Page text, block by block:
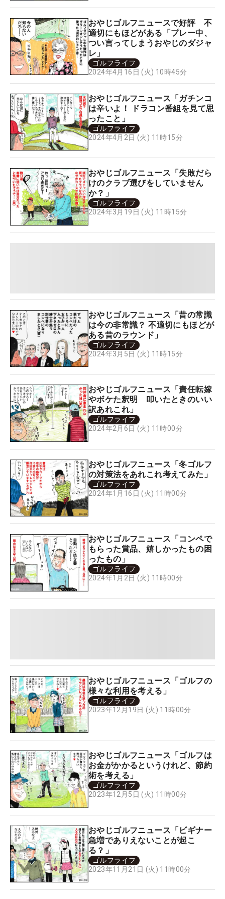
おやじゴルフニュースで好評 不
適切にもほどがある「プレー中、
つい言ってしまうおやじのダジャ
レ」
ゴルフライフ
2024年4月16日 (火) 10時45分
おやじゴルフニュース「ガチンコ
は辛いよ！ ドラコン番組を見て思
ったこと」
ゴルフライフ
2024年4月2日 (火) 11時15分
おやじゴルフニュース「失敗だら
けのクラブ選びをしていません
か？」
ゴルフライフ
2024年3月19日 (火) 11時15分
おやじゴルフニュース「昔の常識
は今の非常識？ 不適切にもほどが
ある昔のラウンド」
ゴルフライフ
2024年3月5日 (火) 11時15分
おやじゴルフニュース「責任転嫁
やボケた釈明 叩いたときのいい
訳あれこれ」
ゴルフライフ
2024年2月6日 (火) 11時00分
おやじゴルフニュース「冬ゴルフ
の対策法をあれこれ考えてみた」
ゴルフライフ
2024年1月16日 (火) 11時00分
おやじゴルフニュース「コンペで
もらった賞品、嬉しかったもの困
ったもの」
ゴルフライフ
2024年1月2日 (火) 11時00分
おやじゴルフニュース「ゴルフの
様々な利用を考える」
ゴルフライフ
2023年12月19日 (火) 11時00分
おやじゴルフニュース「ゴルフは
お金がかかるというけれど、節約
術を考える」
ゴルフライフ
2023年12月5日 (火) 11時00分
おやじゴルフニュース「ビギナー
急増でありえないことが起こ
る？」
ゴルフライフ
2023年11月21日 (火) 11時00分